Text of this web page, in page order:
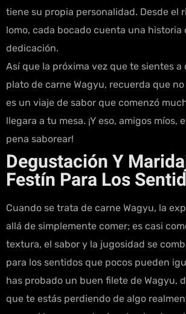
tiene su propia personalidad. Desde el
lomo, cada bocado cuenta una historia
dedicación.
Así que la próxima vez que te sientes
plato de carne Wagyu, recuerda que
es un viaje de sabor que comenzó
llegara a tu mesa. ¡Y eso, amigos míos,
pena saborear!
Degustación Y
Festín Para Los
Cuando se trata de carne Wagyu, la
allá de simplemente comer; es casi
textura, el sabor y la jugosidad se
para los sentidos que pocos pueden
has probado un buen filete de Wagyu,
que te estás perdiendo de algo